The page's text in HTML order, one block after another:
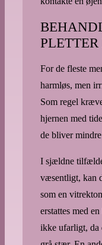
For de fleste
harmløs, men
Som regel
hjernen med
de bliver
I sjældne
væsentligt, kan
som en
erstattes med
ikke ufarligt, da